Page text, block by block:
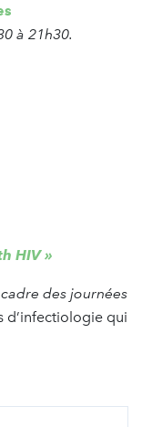
à 21h30.
HIV »
des journées
d’infectiologie qui